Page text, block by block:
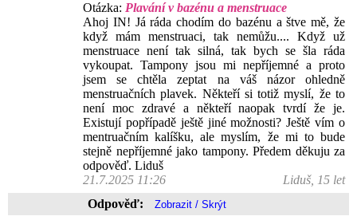
Otázka: Plavání v bazénu a menstruace
Ahoj IN! Já ráda chodím do bazénu a štve mě, že
když mám menstruaci, tak nemůžu.... Když už
menstruace není tak silná, tak bych se šla ráda
vykoupat. Tampony jsou mi nepříjemné a proto
jsem se chtěla zeptat na váš názor ohledně
menstruačních plavek. Někteří si totiž myslí, že to
není moc zdravé a někteří naopak tvrdí že je.
Existují popřípadě ještě jiné možnosti? Ještě vím o
mentruačním kalíšku, ale myslím, že mi to bude
stejně nepříjemné jako tampony. Předem děkuju za
odpověď. Liduš
21.7.2025 11:26
Liduš, 15 let
Odpověď: